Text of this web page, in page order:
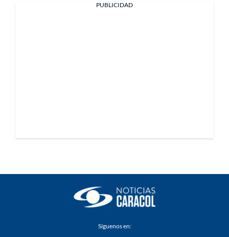
PUBLICIDAD
Síguenos en: